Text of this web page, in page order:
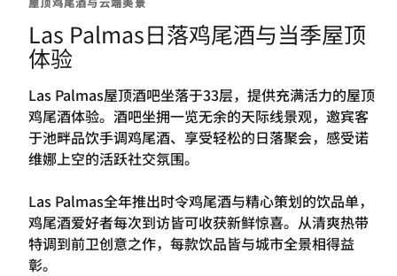
Las Palmas日落鸡尾酒与当季屋顶
体验
Las Palmas屋顶酒吧坐落于33层，提供充满活力的屋顶
鸡尾酒体验。酒吧坐拥一览无余的天际线景观，邀宾客
于池畔品饮手调鸡尾酒、享受轻松的日落聚会，感受诺
维娜上空的活跃社交氛围。
Las Palmas全年推出时令鸡尾酒与精心策划的饮品单，
鸡尾酒爱好者每次到访皆可收获新鲜惊喜。从清爽热带
特调到前卫创意之作，每款饮品皆与城市全景相得益
彰。